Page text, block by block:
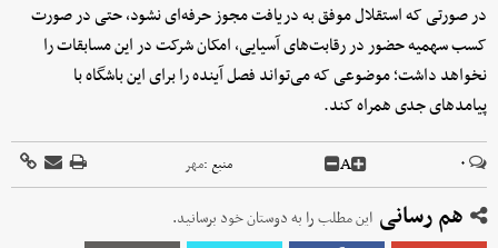
در صورتی که استقلال موفق به دریافت مجوز حرفه‌ای نشود، حتی در صورت
کسب سهمیه حضور در رقابت‌های آسیایی، امکان شرکت در این مسابقات را
نخواهد داشت؛ موضوعی که می‌تواند فصل آینده را برای این باشگاه با
پیامدهای جدی همراه کند.
۰ A منبع :مهر
هم رسانی این مطلب را به دوستان خود برسانید.